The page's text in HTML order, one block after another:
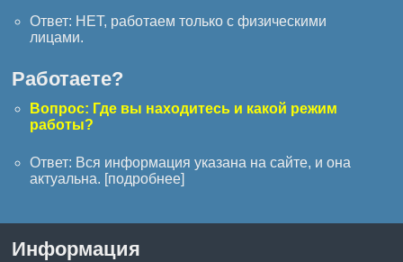
Ответ: НЕТ, работаем только с физическими
лицами.
Работаете?
Вопрос: Где вы находитесь и какой режим
работы?
Ответ: Вся информация указана на сайте, и она
актуальна. [ подробнее
Информация